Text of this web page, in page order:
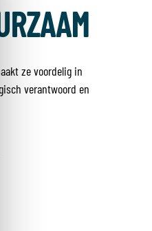
ze voordelig in
verantwoord en